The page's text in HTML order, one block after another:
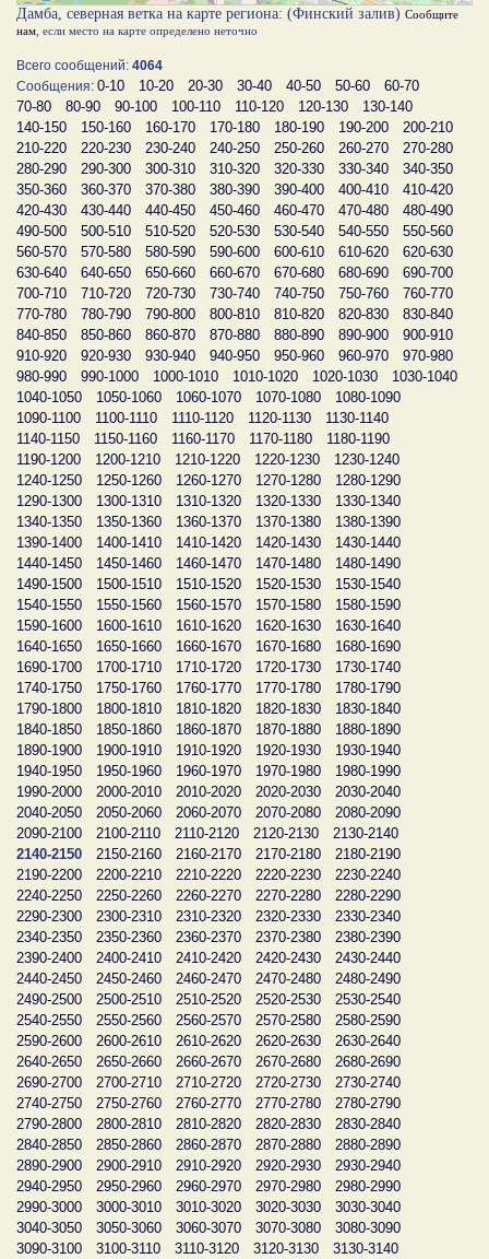
Дамба, северная ветка на карте региона: (Финский залив) Сообщите
нам , если место на карте определено неточно
Всего сообщений: 4064
Сообщения: 0-10 10-20 20-30 30-40 40-50 50-60
60-70
70-80
80-90 90-100 100-110 110-120 120-130
130-140
140-150
150-160 160-170 170-180 180-190 190-200
200-210
210-220
220-230 230-240 240-250 250-260 260-270
270-280
280-290
290-300 300-310 310-320 320-330 330-340
340-350
350-360
360-370 370-380 380-390 390-400 400-410
410-420
420-430
430-440 440-450 450-460 460-470 470-480
480-490
490-500
500-510 510-520 520-530 530-540 540-550
550-560
560-570
570-580 580-590 590-600 600-610 610-620
620-630
630-640
640-650 650-660 660-670 670-680 680-690
690-700
700-710
710-720 720-730 730-740 740-750 750-760
760-770
770-780
780-790 790-800 800-810 810-820 820-830
830-840
840-850
850-860 860-870 870-880 880-890 890-900
900-910
910-920
920-930 930-940 940-950 950-960 960-970
970-980
980-990
990-1000 1000-1010 1010-1020 1020-1030
1030-1040
1040-1050
1050-1060 1060-1070 1070-1080
1080-1090
1090-1100
1100-1110 1110-1120 1120-1130
1130-1140
1140-1150
1150-1160 1160-1170 1170-1180
1180-1190
1190-1200
1200-1210 1210-1220 1220-1230
1230-1240
1240-1250
1250-1260 1260-1270 1270-1280
1280-1290
1290-1300
1300-1310 1310-1320 1320-1330
1330-1340
1340-1350
1350-1360 1360-1370 1370-1380
1380-1390
1390-1400
1400-1410 1410-1420 1420-1430
1430-1440
1440-1450
1450-1460 1460-1470 1470-1480
1480-1490
1490-1500
1500-1510 1510-1520 1520-1530
1530-1540
1540-1550
1550-1560 1560-1570 1570-1580
1580-1590
1590-1600
1600-1610 1610-1620 1620-1630
1630-1640
1640-1650
1650-1660 1660-1670 1670-1680
1680-1690
1690-1700
1700-1710 1710-1720 1720-1730
1730-1740
1740-1750
1750-1760 1760-1770 1770-1780
1780-1790
1790-1800
1800-1810 1810-1820 1820-1830
1830-1840
1840-1850
1850-1860 1860-1870 1870-1880
1880-1890
1890-1900
1900-1910 1910-1920 1920-1930
1930-1940
1940-1950
1950-1960 1960-1970 1970-1980
1980-1990
1990-2000
2000-2010 2010-2020 2020-2030
2030-2040
2040-2050
2050-2060 2060-2070 2070-2080
2080-2090
2090-2100
2100-2110 2110-2120 2120-2130
2130-2140
2140-2150
2150-2160 2160-2170 2170-2180
2180-2190
2190-2200
2200-2210 2210-2220 2220-2230
2230-2240
2240-2250
2250-2260 2260-2270 2270-2280
2280-2290
2290-2300
2300-2310 2310-2320 2320-2330
2330-2340
2340-2350
2350-2360 2360-2370 2370-2380
2380-2390
2390-2400
2400-2410 2410-2420 2420-2430
2430-2440
2440-2450
2450-2460 2460-2470 2470-2480
2480-2490
2490-2500
2500-2510 2510-2520 2520-2530
2530-2540
2540-2550
2550-2560 2560-2570 2570-2580
2580-2590
2590-2600
2600-2610 2610-2620 2620-2630
2630-2640
2640-2650
2650-2660 2660-2670 2670-2680
2680-2690
2690-2700
2700-2710 2710-2720 2720-2730
2730-2740
2740-2750
2750-2760 2760-2770 2770-2780
2780-2790
2790-2800
2800-2810 2810-2820 2820-2830
2830-2840
2840-2850
2850-2860 2860-2870 2870-2880
2880-2890
2890-2900
2900-2910 2910-2920 2920-2930
2930-2940
2940-2950
2950-2960 2960-2970 2970-2980
2980-2990
2990-3000
3000-3010 3010-3020 3020-3030
3030-3040
3040-3050
3050-3060 3060-3070 3070-3080
3080-3090
3090-3100
3100-3110 3110-3120 3120-3130
3130-3140